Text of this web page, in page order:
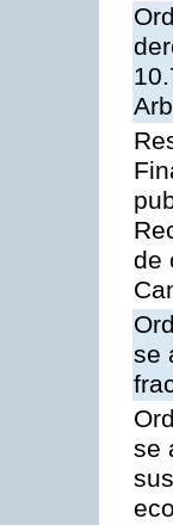
de
se
se